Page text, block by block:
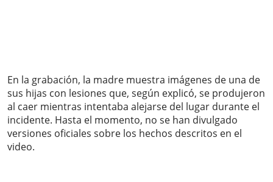
En la grabación, la madre muestra imágenes de una de
sus hijas con lesiones que, según explicó, se produjeron
al caer mientras intentaba alejarse del lugar durante el
incidente. Hasta el momento, no se han divulgado
versiones oficiales sobre los hechos descritos en el
video.